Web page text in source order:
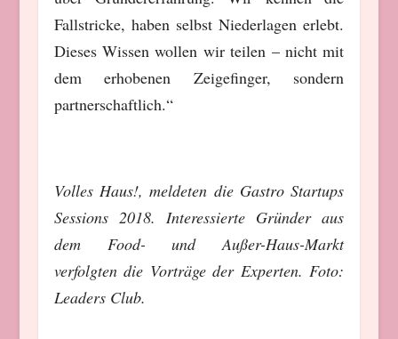
Fallstricke, haben selbst Niederlagen erlebt.
Dieses Wissen wollen wir teilen – nicht mit
dem erhobenen Zeigefinger, sondern
partnerschaftlich.“
Volles Haus!, meldeten die Gastro Startups
Sessions 2018. Interessierte Gründer aus
dem Food- und Außer-Haus-Markt
verfolgten die Vorträge der Experten. Foto:
Leaders Club.